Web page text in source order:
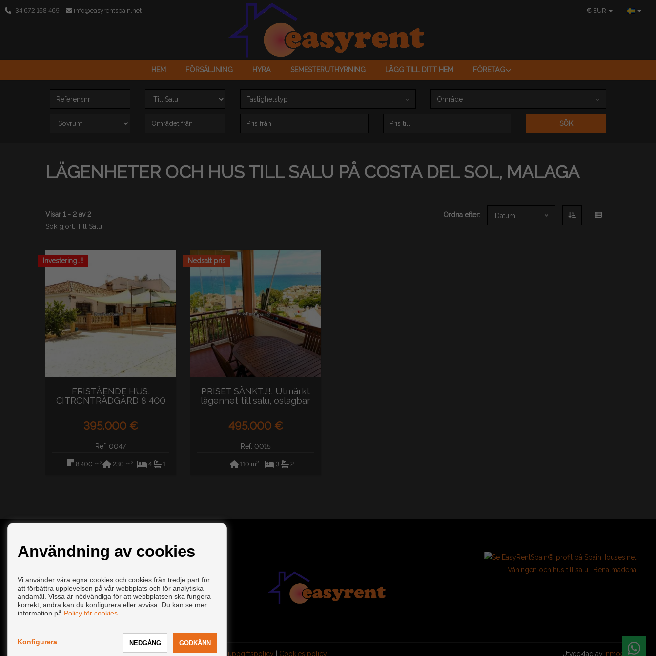
+34 672 168 469 info@easyrentspain.net € EUR
HEM FÖRSÄLJNING HYRA SEMESTERUTHYRNING LÄGG TILL DITT HEM FÖRETAG
Referensnr Erbjudande
Fastighetstyp Område
Sovrum Yta (m2) Precio (€)
SÖK
LÄGENHETER OCH HUS TILL SALU PÅ COSTA DEL SOL, MALAGA
Visar 1 - 2 av 2
Sök gjort: Till Salu
Ordna efter: Datum
Investering..!!
FRISTÅENDE HUS,
CITRONTRÄDGÅRD 8 400
395.000 €
Ref: 0047
8.400 m2 230 m2 4 1
Nedsatt pris
PRISET SÄNKT..!!, Utmärkt
lägenhet till salu, oslagbar
495.000 €
Ref: 0015
110 m2 3 2
KONTAKTA
+34 672168469|+34 951103693
info@easyrentspain.net
Från Måndag - Fredag : 09:30 - 14:00 och 17:30 - 20:30
Från Lördag - Lördag : 10:00 - 14:00
Våningen och hus till salu i Benalmádena
Copyright © 2026 EasyRentSpain®. |Juridisk Information|Personuppgiftspolicy Cookies policy Utvecklad av Inmoenter
Användning av cookies
Vi använder våra egna cookies och cookies från tredje part för
att förbättra upplevelsen på vår webbplats och för analytiska
ändamål. Vissa är nödvändiga för att webbplatsen ska fungera
korrekt, andra kan du konfigurera eller avvisa. Du kan se mer
information på Policy för cookies
Konfigurera